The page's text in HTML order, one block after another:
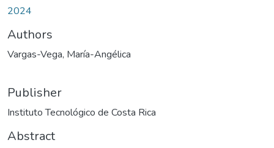
2024
Authors
Vargas-Vega, María-Angélica
Publisher
Instituto Tecnológico de Costa Rica
Abstract